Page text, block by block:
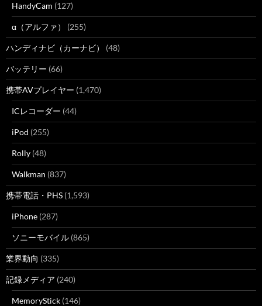
HandyCam (127)
α（アルファ） (255)
ハンディナビ（カーナビ） (48)
バッテリー (66)
携帯AVプレイヤー (1,470)
ICレコーダー (44)
iPod (255)
Rolly (48)
Walkman (837)
携帯電話・PHS (1,593)
iPhone (287)
ソニーモバイル (865)
業界動向 (335)
記録メディア (240)
MemoryStick (146)